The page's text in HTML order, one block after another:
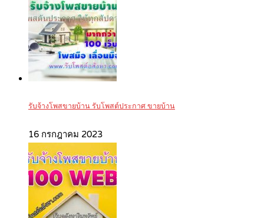
รับจ้างโพสขายบ้าน รับโพสต์ประกาศ ขายบ้าน
16 กรกฎาคม 2023